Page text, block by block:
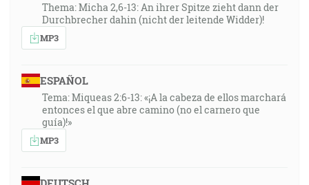
Thema: Micha 2,6-13: An ihrer Spitze zieht dann der
Durchbrecher dahin (nicht der leitende Widder)!
MP3
ESPAÑOL
Tema: Miqueas 2:6-13: «¡A la cabeza de ellos marchará
entonces el que abre camino (no el carnero que
guía)!»
MP3